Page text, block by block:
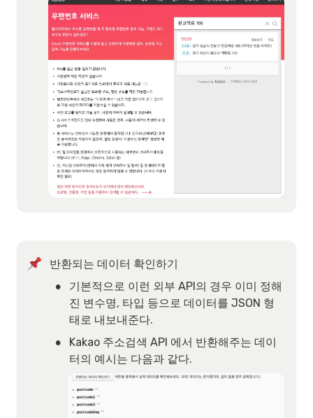
반환되는 데이터 확인하기
•
기본적으로 이런 외부 API의 경우 이미 정해
진 변수명, 타입 등으로 데이터를 JSON 형
태로 내보내준다.
•
Kakao 주소검색 API 에서 반환해주는 데이
터의 예시는 다음과 같다.